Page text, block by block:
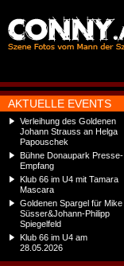
AKTUELLE EVENTS
Verleihung des Goldenen
Johann Strauss an Helga
Papouschek
Bühne Donaupark Presse-
Empfang
Klub 66 im U4 mit Tamara
Mascara
Goldenen Spargel für Mike
Süsser&Johann-Philipp
Spiegelfeld
Klub 66 im U4 am
28.05.2026